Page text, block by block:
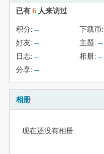
已有 6 人来访过
积分: -- 下载币:
好友: -- 主题: --
日志: -- 相册: --
分享: --
相册
现在还没有相册